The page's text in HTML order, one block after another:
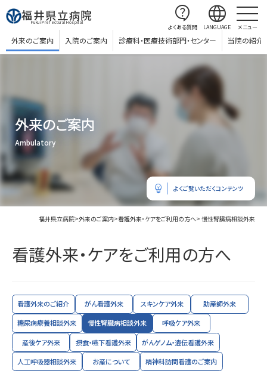
福井県立病院
Fukui Prefectural Hospital
外来のご案内 入院のご案内 診療科・医療技術部門・センター 当院の紹介
contact_support
よくある質問
language
LANGUAGE メニュー
外来のご案内
Ambulatory
福井県立病院>外来のご案内>看護外来・ケアをご利用の方へ> 慢性腎臓病相談外来
看護外来・ケアをご利用の方へ
看護外来のご紹介 がん看護外来 スキンケア外来 助産師外来
糖尿病療養相談外来 慢性腎臓病相談外来 呼吸ケア外来
産後ケア外来 摂食・嚥下看護外来 がんゲノム・遺伝看護外来
人工呼吸器相談外来 お産について 精神科訪問看護のご案内
emoji_objects よくご覧いただくコンテンツ